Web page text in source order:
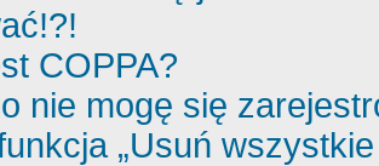
COPPA?
nie mogę się
„Usuń